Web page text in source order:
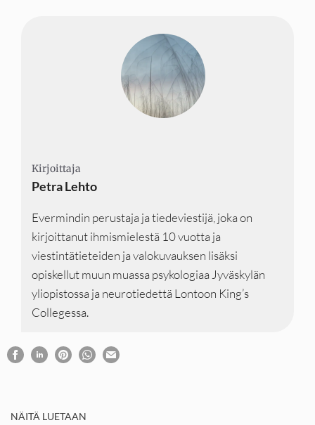
Kirjoittaja
Petra Lehto
Evermindin perustaja ja tiedeviestijä, joka on
kirjoittanut ihmismielestä 10 vuotta ja
viestintätieteiden ja valokuvauksen lisäksi
opiskellut muun muassa psykologiaa Jyväskylän
yliopistossa ja neurotiedettä Lontoon King’s
Collegessa.
NÄITÄ LUETAAN